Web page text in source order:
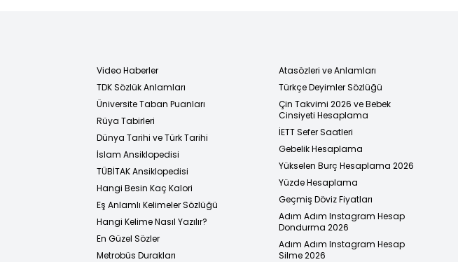
Video Haberler
TDK Sözlük Anlamları
Üniversite Taban Puanları
Rüya Tabirleri
Dünya Tarihi ve Türk Tarihi
İslam Ansiklopedisi
TÜBİTAK Ansiklopedisi
Hangi Besin Kaç Kalori
Eş Anlamlı Kelimeler Sözlüğü
Hangi Kelime Nasıl Yazılır?
En Güzel Sözler
Metrobüs Durakları
Atasözleri ve Anlamları
Türkçe Deyimler Sözlüğü
Çin Takvimi 2026 ve Bebek
Cinsiyeti Hesaplama
İETT Sefer Saatleri
Gebelik Hesaplama
Yükselen Burç Hesaplama 2026
Yüzde Hesaplama
Geçmiş Döviz Fiyatları
Adım Adım Instagram Hesap
Dondurma 2026
Adım Adım Instagram Hesap
Silme 2026